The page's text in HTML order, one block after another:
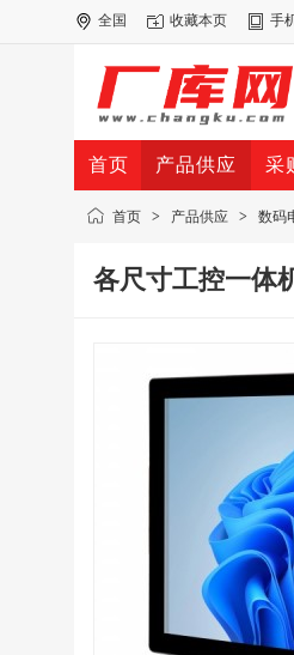
全国 收藏本页 手
首页 产品供应 采
首页 > 产品供应 > 数码
各尺寸工控一体